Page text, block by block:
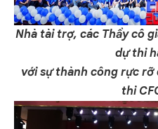
Nhà tài trợ, các Thầy cô
dự thi
với sự thành công rực
thi